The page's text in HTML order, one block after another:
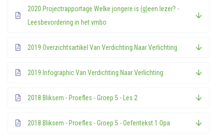
2020 Projectrapportage Welke jongere is (g)een lezer? -
Leesbevordering in het vmbo
2019 Overzichtsartikel Van Verdichting Naar Verlichting
2019 Infographic Van Verdichting Naar Verlichting
2018 Bliksem - Proefles - Groep 5 - Les 2
2018 Bliksem - Proefles - Groep 5 - Oefentekst 1 Opa